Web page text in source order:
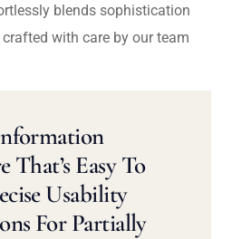
blends sophistication
with care by our team
Easy To
Usability
For Partially